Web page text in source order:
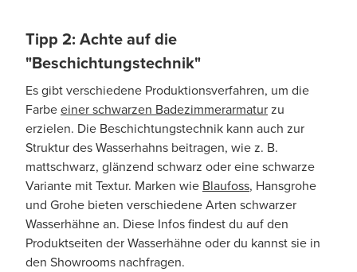
Tipp 2: Achte auf die
"Beschichtungstechnik"
Es gibt verschiedene Produktionsverfahren, um die
Farbeeiner schwarzen Badezimmerarmaturzu
erzielen. Die Beschichtungstechnik kann auch zur
Struktur des Wasserhahns beitragen, wie z. B.
mattschwarz, glänzend schwarz oder eine schwarze
Variante mit Textur. Marken wie Blaufoss, Hansgrohe
und Grohe bieten verschiedene Arten schwarzer
Wasserhähne an. Diese Infos findest du auf den
Produktseiten der Wasserhähne oder du kannst sie in
den Showrooms nachfragen.